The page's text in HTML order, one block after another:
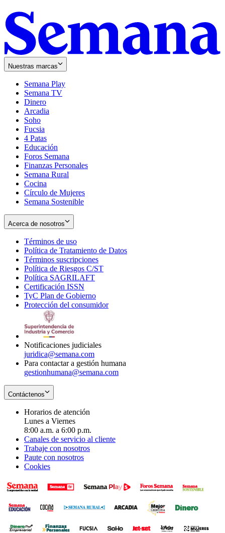
Nuestras marcas
Semana Play
Semana TV
Dinero
Arcadia
Soho
in
new
window
Fucsia
in
new
window
4 Patas
Educación
Foros Semana
Finanzas Personales
Semana Rural
Cocina
Círculo de Mujeres
Semana Sostenible
Acerca de nosotros
Términos de uso
in
new
window
Política de Tratamiento de Datos
Términos suscripciones
in
Política de Riesgos C/ST
Política SAGRILAFT
new
window
Certificación ISSN
in
new
TyC Plan de Gobierno
in
Protección del consumidorOpens
Notificaciones judiciales
juridica@semana.com
Para contactar a gestión humana
gestionhumana@semana.com
Contáctenos
Horarios de atención
Lunes a Viernes
8:00 a.m. a 6:00 p.m.
Canales de servicio al cliente
Trabaje con nosotros
Paute con nosotros
Cookies